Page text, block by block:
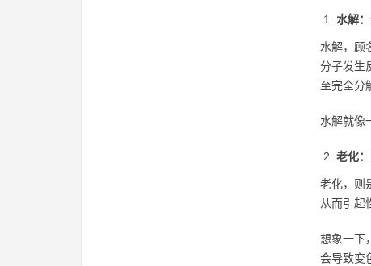
水解
水解，顾
分子发生
至完全分
水解就像
老化
老化，则
从而引起
想象一下
会导致变